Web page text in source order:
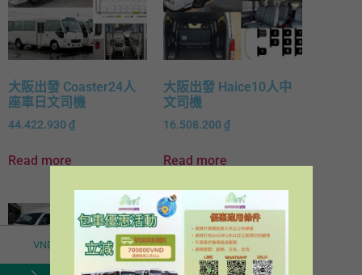
大阪出發 Coaster24人
座車日文司機
44.422.930 ₫
Read more
大阪出發 Haice10人中
文司機
16.508.200 ₫
Read more
VND